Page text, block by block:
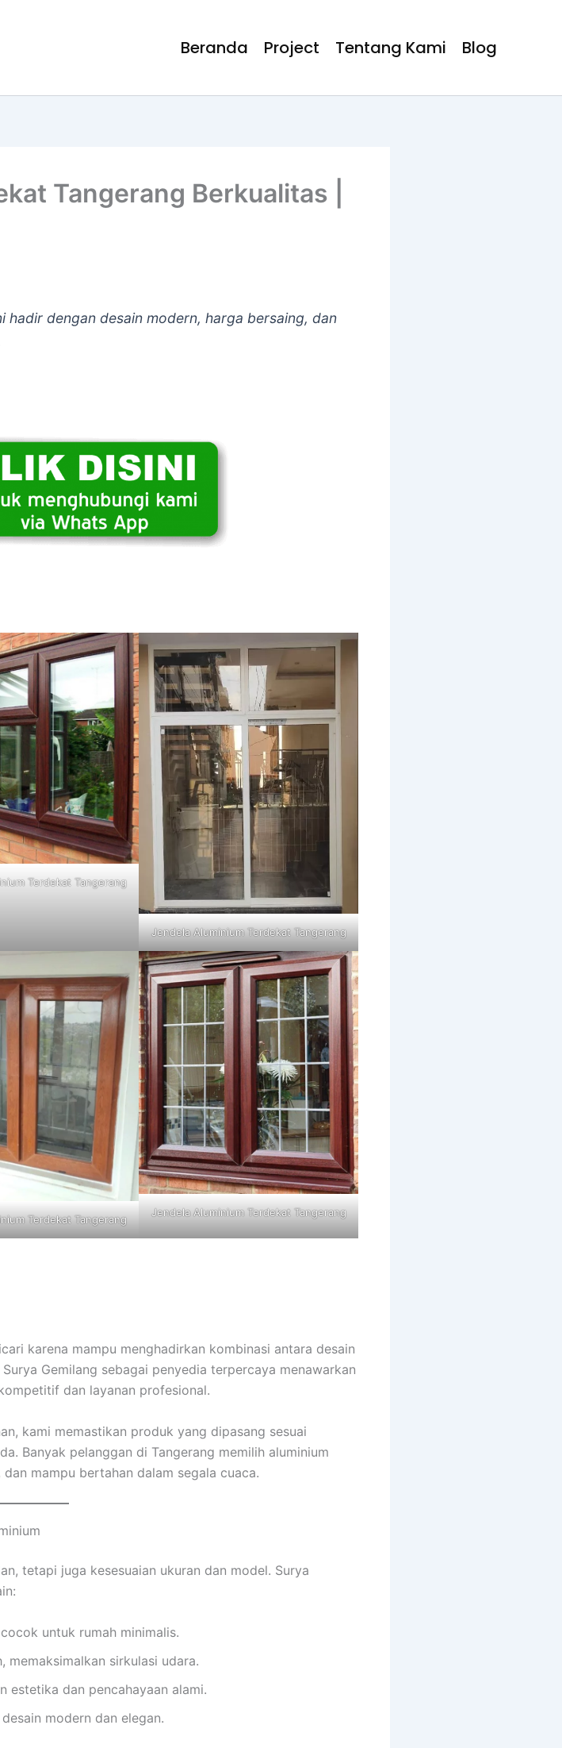
Beranda Project Tentang Kami Blog
Tangerang Berkualitas |
hadir dengan desain modern, harga bersaing, dan
Terdekat Tangerang
Jendela Aluminium Terdekat Tangerang
Terdekat Tangerang
Jendela Aluminium Terdekat Tangerang
karena mampu menghadirkan kombinasi antara desain
Gemilang sebagai penyedia terpercaya menawarkan
dan layanan profesional.
kami memastikan produk yang dipasang sesuai
Banyak pelanggan di Tangerang memilih aluminium
mampu bertahan dalam segala cuaca.
tetapi juga kesesuaian ukuran dan model. Surya
untuk rumah minimalis.
memaksimalkan sirkulasi udara.
estetika dan pencahayaan alami.
desain modern dan elegan.